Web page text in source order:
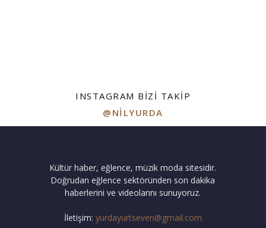
INSTAGRAM BIZI TAKIP
@NILYURDA
Kültür haber, eğlence, müzik moda sitesidir.
Doğrudan eğlence sektöründen son dakika
haberlerini ve videolarını sunuyoruz.
İletişim: yurdayurtseven@gmail.com